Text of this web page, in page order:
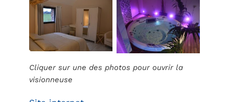
Cliquer sur une des photos pour ouvrir la
visionneuse